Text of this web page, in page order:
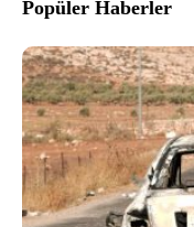
Popüler Haberler